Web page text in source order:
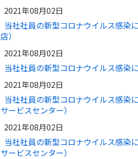
2021年08月02日
当社社員の新型コロナウイルス感染
店）
2021年08月02日
当社社員の新型コロナウイルス感染
2021年08月02日
当社社員の新型コロナウイルス感染
サービスセンター）
2021年08月02日
当社社員の新型コロナウイルス感染
サービスセンター）